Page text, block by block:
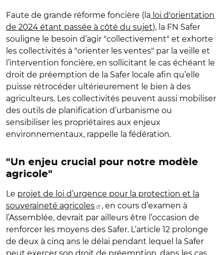
Faute de grande réforme foncière (la loi d'orientation
de 2024 étant passée à côté du sujet), la FN Safer
souligne le besoin d’agir "collectivement" et exhorte
les collectivités à "orienter les ventes" par la veille et
l’intervention foncière, en sollicitant le cas échéant le
droit de préemption de la Safer locale afin qu’elle
puisse rétrocéder ultérieurement le bien à des
agriculteurs. Les collectivités peuvent aussi mobiliser
des outils de planification d’urbanisme ou
sensibiliser les propriétaires aux enjeux
environnementaux, rappelle la fédération.
"Un enjeu crucial pour notre modèle
agricole"
Le projet de loi d’urgence pour la protection et la
souveraineté agricoles
, en cours d’examen à
l’Assemblée, devrait par ailleurs être l’occasion de
renforcer les moyens des Safer. L’article 12 prolonge
de deux à cinq ans le délai pendant lequel la Safer
peut exercer son droit de préemption, dans les cas